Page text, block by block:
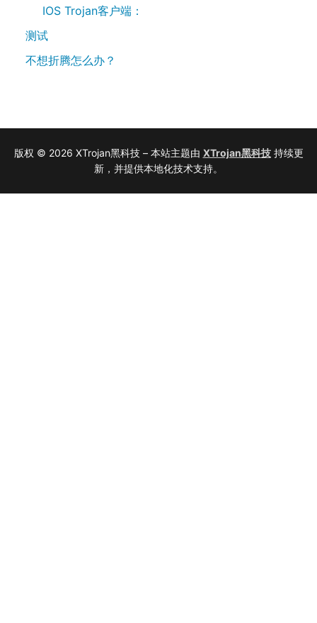
IOS Trojan客户端：
测试
不想折腾怎么办？
版权 © 2026 XTrojan黑科技 – 本站主题由 XTrojan黑科技持续更
新，并提供本地化技术支持。